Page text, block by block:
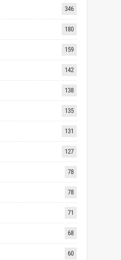
346
180
159
142
138
135
131
127
78
78
71
68
60